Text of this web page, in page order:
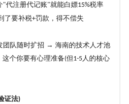
"代注册代记账"就能白嫖15%税率
了要补税+罚款，得不偿失
团队随时扩招 → 海南的技术人才池
这个你要有心理准备(但1-5人的核心
证法)